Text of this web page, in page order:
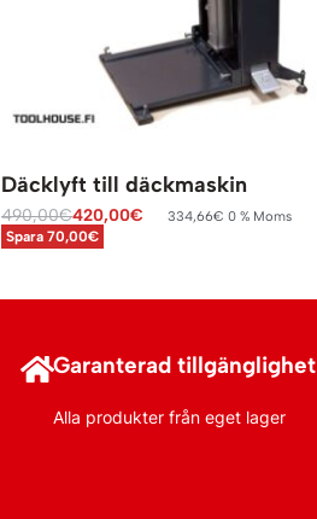
Däcklyft till däckmaskin
490,00€420,00€ 334,66€ 0 % Moms
Spara 70,00€
Lägg till i varukorg
Garanterad tillgänglighet
Alla produkter från eget lager